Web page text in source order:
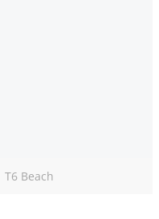
T6 Beach